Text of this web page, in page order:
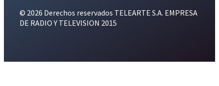
© 2026 Derechos reservados TELEARTE S.A. EMPRESA
DE RADIO Y TELEVISION 2015